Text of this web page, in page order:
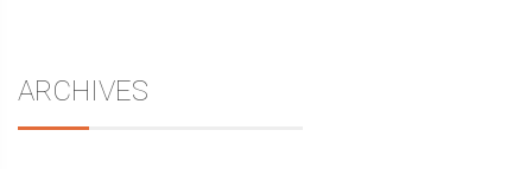
ARCHIVES